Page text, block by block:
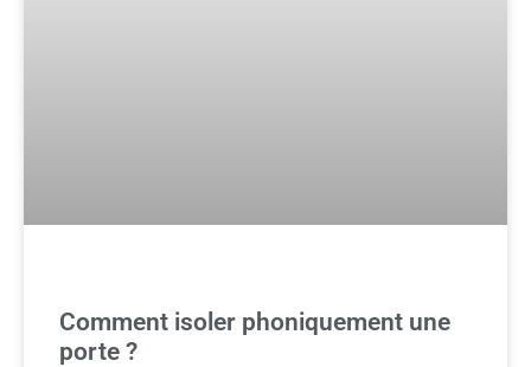
Comment isoler phoniquement une
porte ?